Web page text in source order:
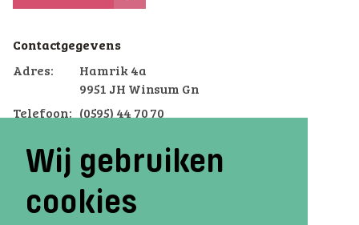
Wij gebruiken
cookies
Contactgegevens
Adres:
Hamrik 4a
9951 JH Winsum Gn
Telefoon:
(0595) 44 70 70